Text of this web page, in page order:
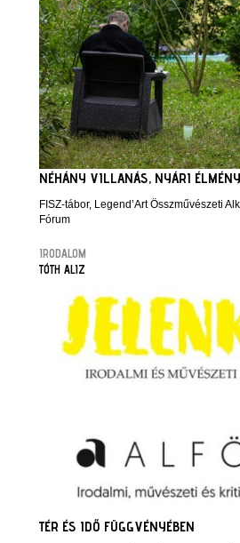
NÉHÁNY VILLANÁS, NYÁRI
FISZ-tábor, Legend’Art Összművészeti
Fórum
IRODALOM
TÓTH ALIZ
TÉR ÉS IDŐ FÜGGVÉNYÉBEN